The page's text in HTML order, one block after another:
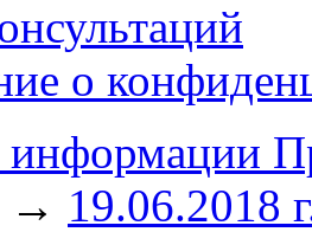
о
→ 19.06.2018